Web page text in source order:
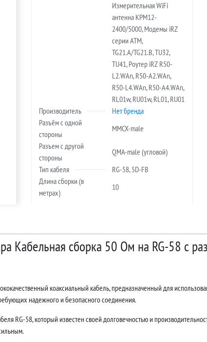
Измерительная WiFi
антенна KPM12-
2400/5000, Модемы iRZ
серии ATM,
TG21.A/TG21.B, TU32,
TU41, Роутер iRZ R50-
L2.WAn, R50-A2.WAn,
R50-L4.WAn, R50-A4.WAn,
RL01w, RU01w, RL01, RU01
Производитель
Нет бренда
Разъём с одной
стороны
MMCX-male
Разъем с другой
стороны
QMA-male (угловой)
Тип кабеля
RG-58, 5D-FB
Длина сборки (в
метрах)
10
Кабельная сборка 50 Ом на RG-58 с
коаксиальный кабель, предназначенный для
надежного и безопасного соединения.
RG-58, который известен своей долговечностью и